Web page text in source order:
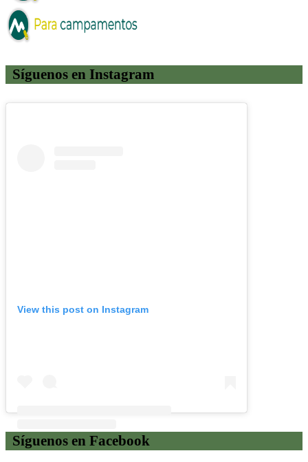
Síguenos en Instagram
View this post on Instagram
Síguenos en Facebook